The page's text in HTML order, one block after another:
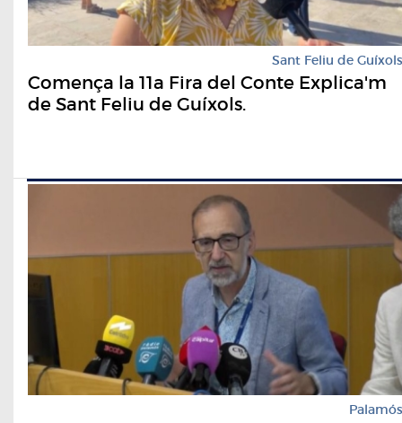
Sant Feliu de Guíxols
Comença la 11a Fira del Conte Explica'm
de Sant Feliu de Guíxols.
Palamós